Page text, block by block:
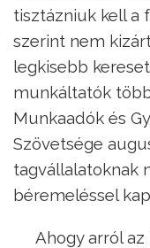
tisztázniuk kell a
szerint nem
legkisebb
munkáltatók
Munkaadók és
Szövetsége
tagvállalatoknak
béremeléssel
Ahogy arról